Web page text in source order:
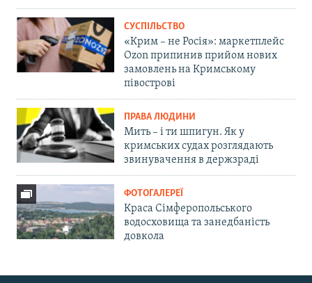
СУСПІЛЬСТВО
«Крим – не Росія»: маркетплейс
Ozon припинив прийом нових
замовлень на Кримському
півострові
ПРАВА ЛЮДИНИ
Мить – і ти шпигун. Як у
кримських судах розглядають
звинувачення в держзраді
ФОТОГАЛЕРЕЇ
Краса Сімферопольського
водосховища та занедбаність
довкола